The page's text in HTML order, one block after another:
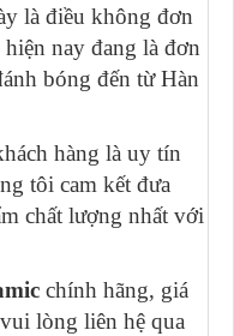
là điều không đơn
nay đang là đơn
bóng đến từ Hàn
hàng là uy tín
tôi cam kết đưa
chất lượng nhất với
chính hãng, giá
lòng liên hệ qua